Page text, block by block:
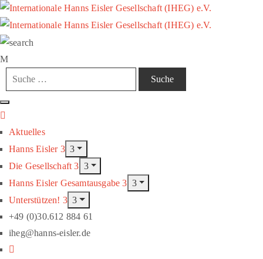
Aktuelles
Hanns Eisler
Die Gesellschaft
Hanns Eisler Gesamtausgabe
Unterstützen!
+49 (0)30.612 884 61
iheg@hanns-eisler.de